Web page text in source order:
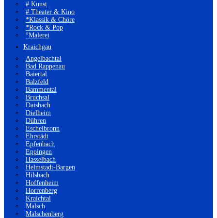
# Kunst
# Theater & Kino
*Klassik & Chöre
*Rock & Pop
°Malerei
Kraichgau
Angelbachtal
Bad Rappenau
Baiertal
Balzfeld
Bammental
Bruchsal
Daisbach
Dielheim
Dühren
Eschelbronn
Ehrstädt
Epfenbach
Eppingen
Hasselbach
Helmstadt-Bargen
Hilsbach
Hoffenheim
Horrenberg
Kraichtal
Malsch
Malschenberg